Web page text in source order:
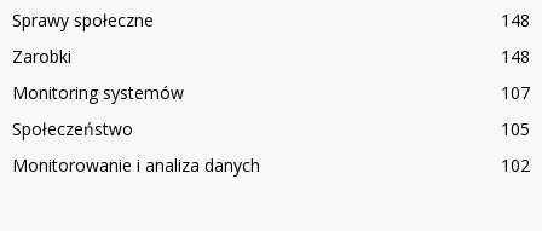
Sprawy społeczne
148
Zarobki
148
Monitoring systemów
107
Społeczeństwo
105
Monitorowanie i analiza danych
102